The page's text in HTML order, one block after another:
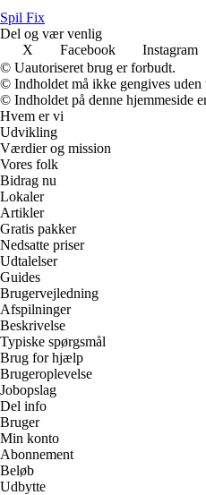
Spil Fix
Del og vær venlig
X
Facebook Instagram
© Uautoriseret brug er forbudt.
© Indholdet må ikke gengives
© Indholdet på denne hjemmeside
Hvem er vi
Udvikling
Værdier og mission
Vores folk
Bidrag nu
Lokaler
Artikler
Gratis pakker
Nedsatte priser
Udtalelser
Guides
Brugervejledning
Afspilninger
Beskrivelse
Typiske spørgsmål
Brug for hjælp
Brugeroplevelse
Jobopslag
Del info
Bruger
Min konto
Abonnement
Beløb
Udbytte